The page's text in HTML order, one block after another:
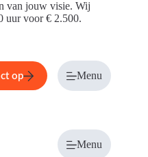
van jouw visie. Wij
uur voor € 2.500.
Service Over ons
op Menu
Menu